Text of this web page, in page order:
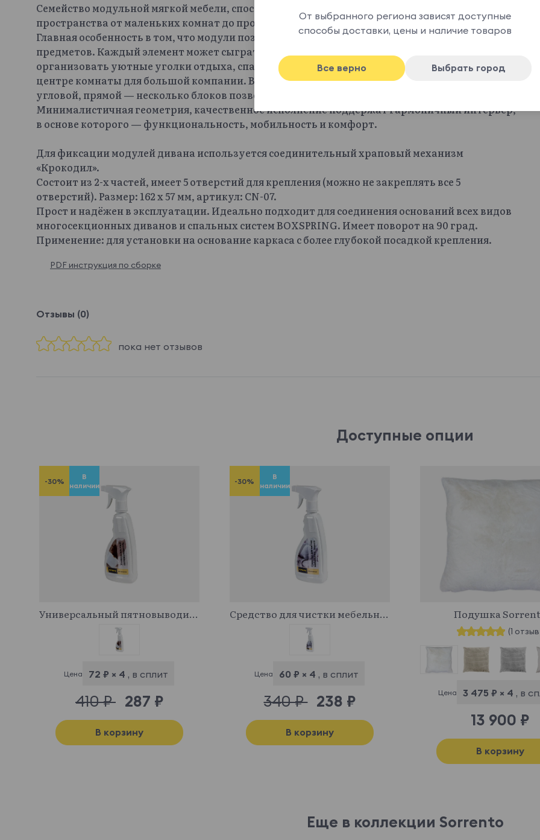
Семейство модульной мягкой мебели, способной легко интегрироваться в различные
пространства от маленьких комнат до просторных помещений с открытой планировкой.
Главная особенность в том, что модули позволяют обходиться без дополнительных
предметов. Каждый элемент может сыграть любую роль от пуфа до столика. С ними можно
организовать уютные уголки отдыха, спальные места, игровую площадку, мягкий остров в
центре комнаты для большой компании. Вариативность конфигураций: п-образный,
угловой, прямой — несколько блоков позволяют изменить обстановку за пару минут.
Минималистичная геометрия, качественное исполнение поддержат гармоничный интерьер,
в основе которого — функциональность, мобильность и комфорт.
Для фиксации модулей дивана используется соединительный храповый механизм
«Крокодил».
Состоит из 2-х частей, имеет 5 отверстий для крепления (можно не закреплять все 5
отверстий). Размер: 162 х 57 мм, артикул: CN-07.
Прост и надёжен в эксплуатации. Идеально подходит для соединения оснований всех видов
многосекционных диванов и спальных систем BOXSPRING. Имеет поворот на 90 град.
Применение: для установки на основание каркаса с более глубокой посадкой крепления.
PDF инструкция по сборке
Отзывы (0)
пока нет отзывов
Доступные опции
-30%
В
наличии
Универсальный пятновыводитель
Цена 72 ₽ × 4, в сплит
410 ₽ 287 ₽
В корзину
-30%
В
наличии
Средство для чистки мебельных тканей
Цена 60 ₽ × 4, в сплит
340 ₽ 238 ₽
В корзину
Подушка
613676
(1
Цена 3 475 ₽ × 4 , в
13 900 ₽
В корзину
Еще в коллекции Sorrento
От выбранного региона зависят доступные
способы доставки, цены и наличие товаров
Все верно Выбрать город